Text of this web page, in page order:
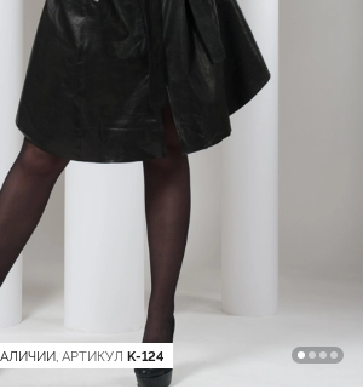
АРТИКУЛ K-124